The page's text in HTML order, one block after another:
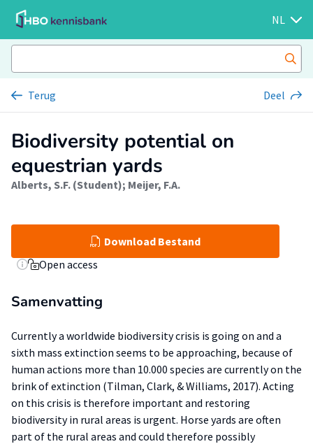
NL
Terug Deel
Biodiversity potential on
equestrian yards
Alberts, S.F. (Student); Meijer, F.A.
Download Bestand
Open access
Samenvatting
Currently a worldwide biodiversity crisis is going on and a
sixth mass extinction seems to be approaching, because of
human actions more than 10.000 species are currently on the
brink of extinction (Tilman, Clark, & Williams, 2017). Acting
on this crisis is therefore important and restoring
biodiversity in rural areas is urgent. Horse yards are often
part of the rural areas and could therefore possibly